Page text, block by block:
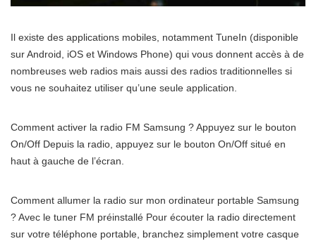
Il existe des applications mobiles, notamment TuneIn (disponible
sur Android, iOS et Windows Phone) qui vous donnent accès à de
nombreuses web radios mais aussi des radios traditionnelles si
vous ne souhaitez utiliser qu’une seule application.
Comment activer la radio FM Samsung ? Appuyez sur le bouton
On/Off Depuis la radio, appuyez sur le bouton On/Off situé en
haut à gauche de l’écran.
Comment allumer la radio sur mon ordinateur portable Samsung
? Avec le tuner FM préinstallé Pour écouter la radio directement
sur votre téléphone portable, branchez simplement votre casque